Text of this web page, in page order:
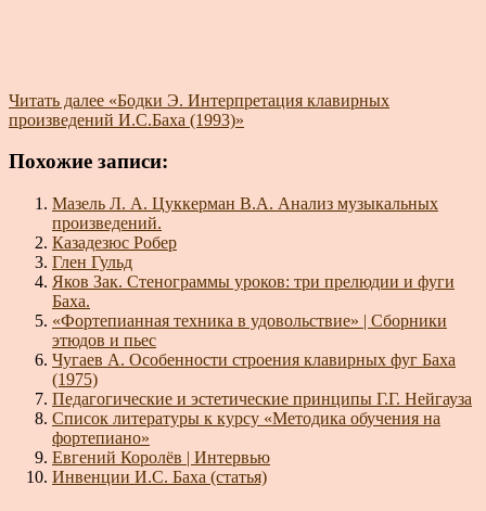
Читать далее «Бодки Э. Интерпретация клавирных
произведений И.С.Баха (1993)»
Похожие записи:
Мазель Л. А. Цуккерман В.А. Анализ музыкальных
произведений.
Казадезюс Робер
Глен Гульд
Яков Зак. Стенограммы уроков: три прелюдии и фуги
Баха.
«Фортепианная техника в удовольствие» | Сборники
этюдов и пьес
Чугаев А. Особенности строения клавирных фуг Баха
(1975)
Педагогические и эстетические принципы Г.Г. Нейгауза
Список литературы к курсу «Методика обучения на
фортепиано»
Евгений Королёв | Интервью
Инвенции И.С. Баха (статья)